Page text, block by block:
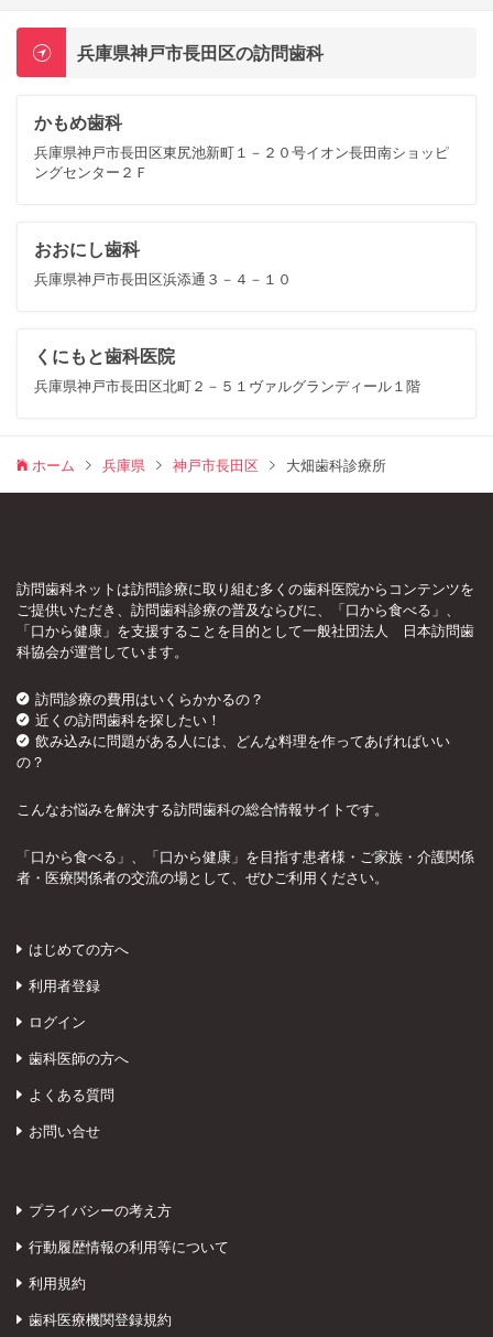
兵庫県神戸市長田区の訪問歯科
かもめ歯科
兵庫県神戸市長田区東尻池新町１－２０号イオン長田南ショッピ
ングセンター２Ｆ
おおにし歯科
兵庫県神戸市長田区浜添通３－４－１０
くにもと歯科医院
兵庫県神戸市長田区北町２－５１ヴァルグランディール１階
ホーム 兵庫県 神戸市長田区 大畑歯科診療所
訪問歯科ネットは訪問診療に取り組む多くの歯科医院からコンテンツを
ご提供いただき、訪問歯科診療の普及ならびに、「口から食べる」、
「口から健康」を支援することを目的として一般社団法人 日本訪問歯
科協会が運営しています。
訪問診療の費用はいくらかかるの？
近くの訪問歯科を探したい！
飲み込みに問題がある人には、どんな料理を作ってあげればいい
の？
こんなお悩みを解決する訪問歯科の総合情報サイトです。
「口から食べる」、「口から健康」を目指す患者様・ご家族・介護関係
者・医療関係者の交流の場として、ぜひご利用ください。
はじめての方へ
利用者登録
ログイン
歯科医師の方へ
よくある質問
お問い合せ
プライバシーの考え方
行動履歴情報の利用等について
利用規約
歯科医療機関登録規約